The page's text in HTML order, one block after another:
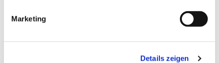
Marketing
Details zeigen